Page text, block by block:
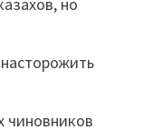
чиновников